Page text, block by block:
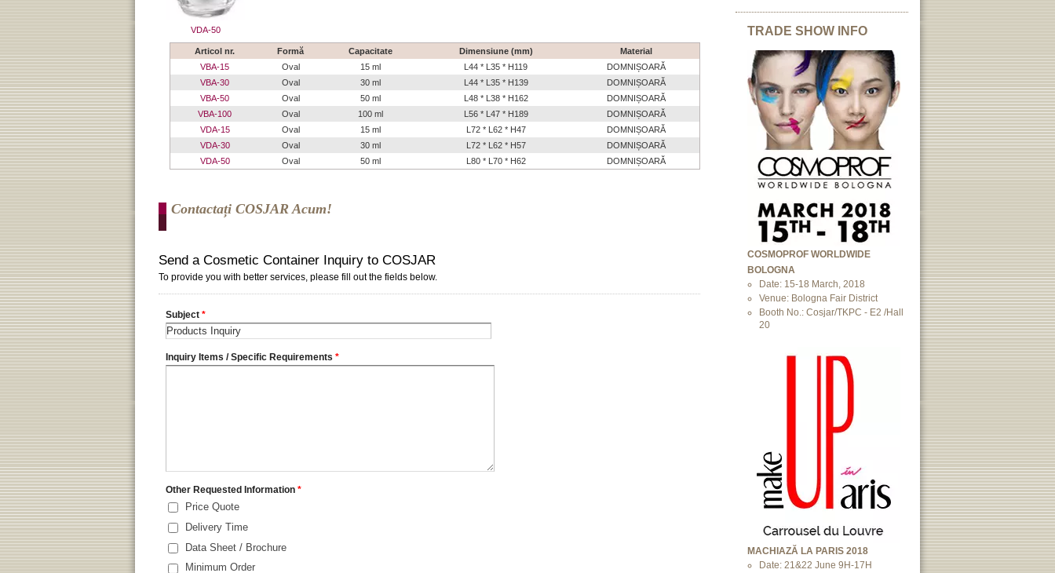
VDA-50
Articol nr. Formă Capacitate Dimensiune (mm)
Material
VBA-15
Oval 15 ml L44 * L35 * H119
DOMNIȘOARĂ
VBA-30
Oval 30 ml L44 * L35 * H139
DOMNIȘOARĂ
VBA-50
Oval 50 ml L48 * L38 * H162
DOMNIȘOARĂ
VBA-100
Oval 100 ml L56 * L47 * H189
DOMNIȘOARĂ
VDA-15
Oval 15 ml L72 * L62 * H47
DOMNIȘOARĂ
VDA-30
Oval 30 ml L72 * L62 * H57
DOMNIȘOARĂ
VDA-50
Oval 50 ml L80 * L70 * H62 DOMNIȘOARĂ
Contactați COSJAR Acum!
TRADE SHOW INFO
COSMOPROF WORLDWIDE
BOLOGNA
Date: 15-18 March, 2018
Venue: Bologna Fair District
Booth No.: Cosjar/TKPC - E2 /Hall
20
MACHIAZĂ LA PARIS 2018
Date: 21&22 June 9H-17H